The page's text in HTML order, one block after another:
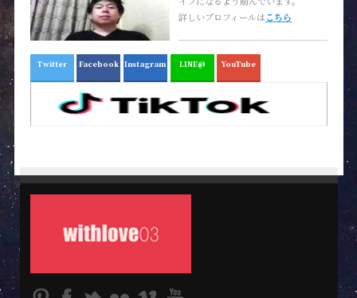
詳しいプロフィールはこちら
Twitter Facebook Instagram LINE@ YouTube